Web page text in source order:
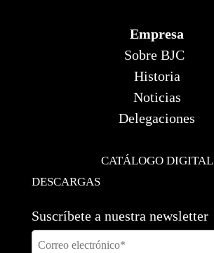
Empresa
Sobre BJC
Historia
Noticias
Delegaciones
CATÁLOGO DIGITAL
DESCARGAS
Suscríbete a nuestra newsletter